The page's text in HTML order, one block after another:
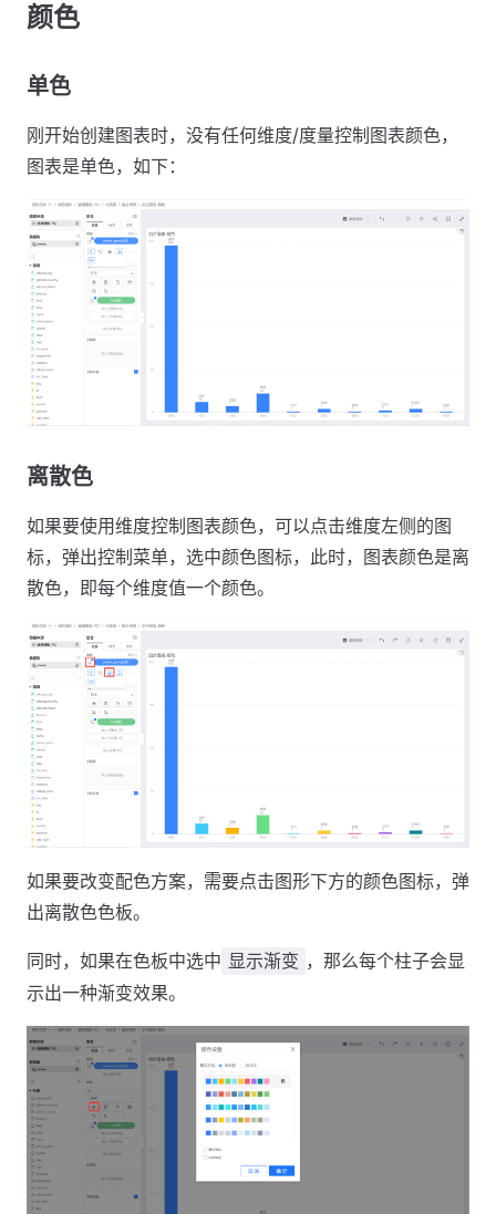
颜色
单色
刚开始创建图表时，没有任何维度/度量控制图表颜色，
图表是单色，如下：
离散色
如果要使用维度控制图表颜色，可以点击维度左侧的图
标，弹出控制菜单，选中颜色图标，此时，图表颜色是离
散色，即每个维度值一个颜色。
如果要改变配色方案，需要点击图形下方的颜色图标，弹
出离散色色板。
同时，如果在色板中选中 显示渐变 ，那么每个柱子会显
示出一种渐变效果。